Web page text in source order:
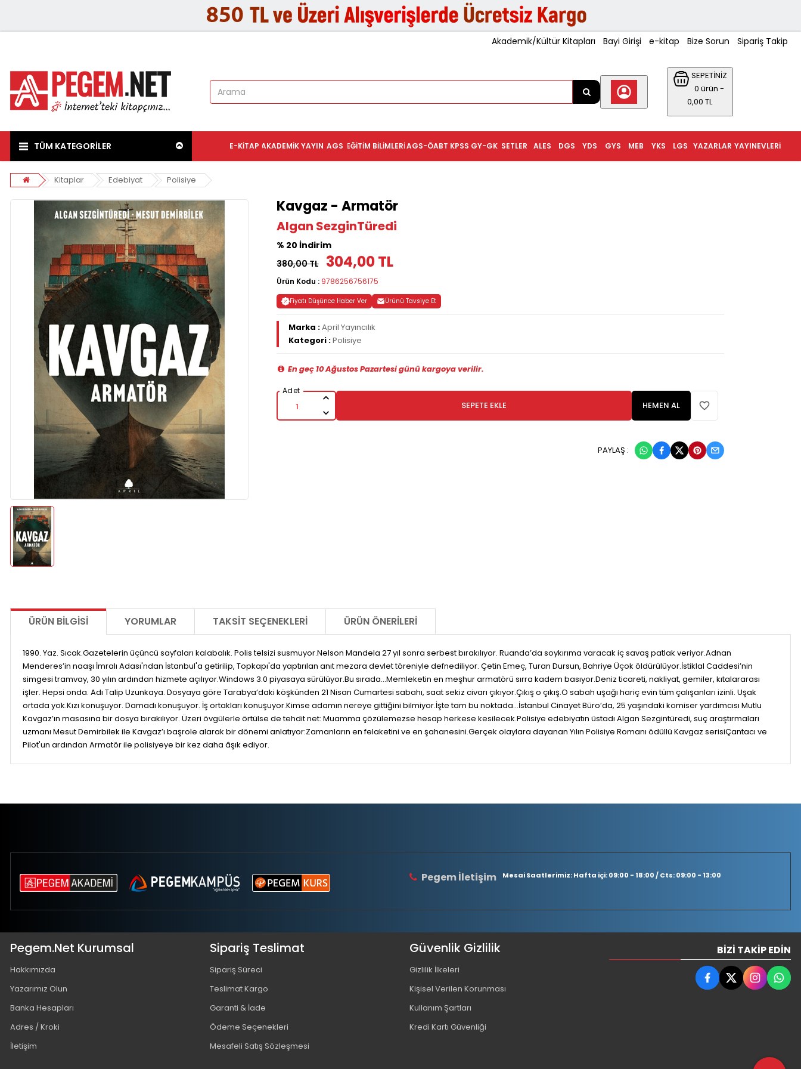
Akademik/Kültür Kitapları Bayi Girişi e-kitap Bize Sorun Sipariş Takip
SEPETİNİZ
0 ürün -
0,00 TL
TÜM KATEGORİLER YAYINEVLERI
YAZARLAR
LGS
YKS
MEB
GYS
YDS
DGS
ALES
SETLER
KPSS GY-GK
AGS-ÖABT
EĞITIM BILIMLERI
AGS
AKADEMIK YAYIN
E-KITAP
Kitaplar Edebiyat Polisiye
Kavgaz - Armatör
Algan SezginTüredi
% 20 İndirim
380,00 TL
304,00 TL
Ürün Kodu : 9786256756175
Fiyatı Düşünce Haber Ver Ürünü Tavsiye Et
Marka :April Yayıncılık
Kategori :Polisiye
En geç 10 Ağustos Pazartesi günü kargoya verilir.
SEPETE EKLE HEMEN AL
PAYLAŞ :
ÜRÜN BILGISI YORUMLAR TAKSIT SEÇENEKLERI ÜRÜN ÖNERILERI
1990. Yaz. Sıcak.Gazetelerin üçüncü sayfaları kalabalık. Polis telsizi susmuyor.Nelson Mandela 27 yıl sonra serbest bırakılıyor. Ruanda’da soykırıma varacak iç savaş patlak veriyor.Adnan
Menderes’in naaşı İmralı Adası'ndan İstanbul'a getirilip, Topkapı'da yaptırılan anıt mezara devlet töreniyle defnediliyor. Çetin Emeç, Turan Dursun, Bahriye Üçok öldürülüyor.İstiklal Caddesi’nin
simgesi tramvay, 30 yılın ardından hizmete açılıyor.Windows 3.0 piyasaya sürülüyor.Bu sırada…Memleketin en meşhur armatörü sırra kadem basıyor.Deniz ticareti, nakliyat, gemiler, kıtalararası
işler. Hepsi onda. Adı Talip Uzunkaya. Dosyaya göre Tarabya’daki köşkünden 21 Nisan Cumartesi sabahı, saat sekiz civarı çıkıyor.Çıkış o çıkış.O sabah uşağı hariç evin tüm çalışanları izinli. Uşak
ortada yok.Kızı konuşuyor. Damadı konuşuyor. İş ortakları konuşuyor.Kimse adamın nereye gittiğini bilmiyor.İşte tam bu noktada…İstanbul Cinayet Büro’da, 25 yaşındaki komiser yardımcısı Mutlu
Kavgaz’ın masasına bir dosya bırakılıyor. Üzeri övgülerle örtülse de tehdit net: Muamma çözülemezse hesap herkese kesilecek.Polisiye edebiyatın üstadı Algan Sezgintüredi, suç araştırmaları
uzmanı Mesut Demirbilek ile Kavgaz’ı başrole alarak bir dönemi anlatıyor:Zamanların en felaketini ve en şahanesini.Gerçek olaylara dayanan Yılın Polisiye Romanı ödüllü Kavgaz serisiÇantacı ve
Pilot'un ardından Armatör ile polisiyeye bir kez daha âşık ediyor.
Pegem İletişim Mesai Saatlerimiz: Hafta içi: 09:00 - 18:00 / Cts: 09:00 - 13:00
Pegem.Net Kurumsal
Hakkımızda
Yazarımız Olun
Banka Hesapları
Adres / Kroki
İletişim
Sipariş Teslimat
Sipariş Süreci
Teslimat Kargo
Garanti & İade
Ödeme Seçenekleri
Mesafeli Satış Sözleşmesi
Güvenlik Gizlilik
Gizlilik İlkeleri
Kişisel Verilen Korunması
Kullanım Şartları
Kredi Kartı Güvenliği
BIZI TAKIP EDIN